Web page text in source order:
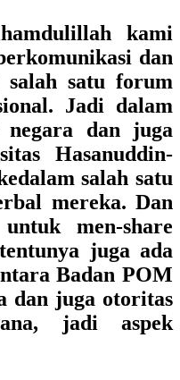
kami
dan
satu forum
Jadi dalam
dan juga
Hasanuddin-
salah satu
mereka. Dan
men-share
juga ada
Badan POM
dan juga otoritas
jadi aspek